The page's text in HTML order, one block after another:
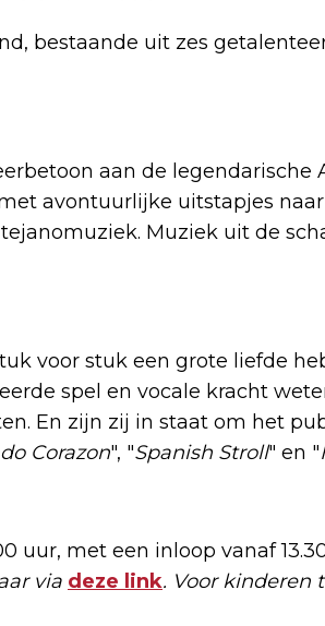
bestaande uit zes
aan de legendarische
avontuurlijke uitstapjes
Muziek uit de
voor stuk een grote liefde
spel en vocale kracht
En zijn zij in staat om het
Corazon", "Spanish Stroll" en "
uur, met een inloop vanaf
via deze link. Voor kinderen